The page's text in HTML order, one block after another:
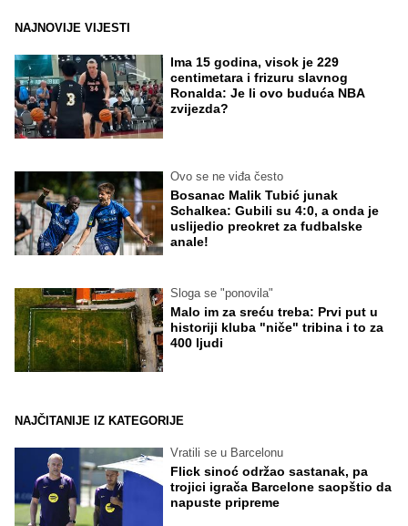
NAJNOVIJE VIJESTI
Ima 15 godina, visok je 229
centimetara i frizuru slavnog
Ronalda: Je li ovo buduća NBA
zvijezda?
Ovo se ne viđa često
Bosanac Malik Tubić junak
Schalkea: Gubili su 4:0, a onda je
uslijedio preokret za fudbalske
anale!
Sloga se "ponovila"
Malo im za sreću treba: Prvi put u
historiji kluba "niče" tribina i to za
400 ljudi
NAJČITANIJE IZ KATEGORIJE
Vratili se u Barcelonu
Flick sinoć održao sastanak, pa
trojici igrača Barcelone saopštio da
napuste pripreme